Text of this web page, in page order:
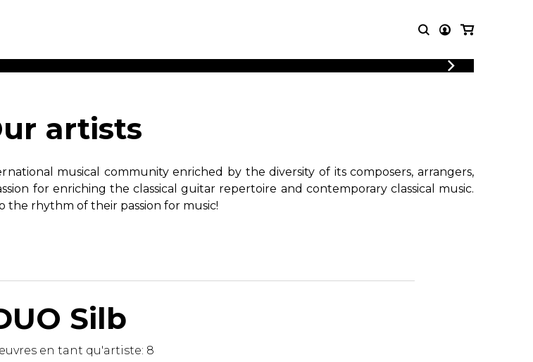
FOR OTHER
INSTRUMENTS
Bassoon
Cello
Clarinet
French Horn
Harpsichord
Lute
Mandolin
Concerto
Flute quartet
Orchestra
Merchandise
Music Theory and Books
artists
musical community enriched by the diversity of its composers, arrangers,
for enriching the classical guitar repertoire and contemporary classical music.
the rhythm of their passion for music!
Silb
en tant qu'artiste: 8